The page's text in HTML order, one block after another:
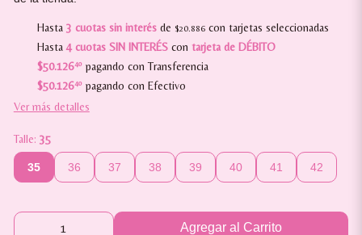
Hasta 3 cuotas sin interésde $20.886con tarjetas seleccionadas
Hasta4 cuotas SIN INTERÉScon tarjeta de DÉBITO
$50.12640pagando con Transferencia
$50.12640pagando con Efectivo
Ver más detalles
Talle: 35
35 36 37 38 39 40 41 42
Agregar al Carrito